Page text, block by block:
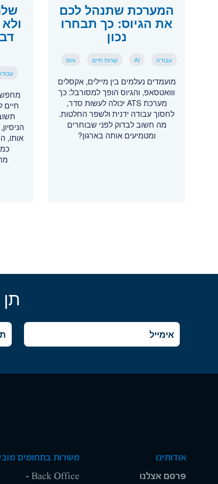
המערכת שתנהל לכם
את הגיוס: כך תבחרו
נכון
עבודה AI קורות חיים גיוס
מועמדים נעלמים בין מיילים, אקסלים
ווואטסאפ, והגיוס הופך למסורבל: כך
מערכת ATS יכולה לעשות סדר,
לחסוך עבודה ידנית ולשפר החלטות.
מה חשוב לבדוק לפני שבוחרים
ומטמיעים אותה בארגון?
אותו,
אודותינו
פרסם אצלנו
משרות בתחומים
Back Office -